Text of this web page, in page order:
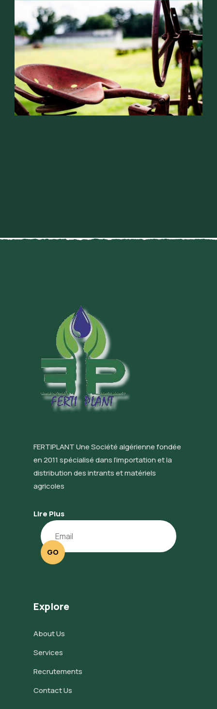
FERTIPLANT Une Société algérienne fondée
en 2011 spécialisé dans l’importation et la
distribution des intrants et matériels
agricoles
Lire Plus
GO
Explore
About Us
Services
Recrutements
Contact Us